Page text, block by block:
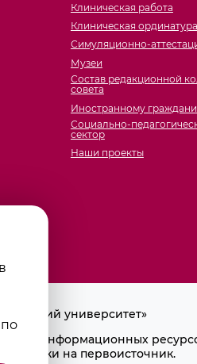
Клиническая работа
Клиническая ординатура
Симуляционно-
Музеи
Состав редакционной
совета
Иностранному
Социально-
сектор
Наши проекты
университет»
информационных
ссылки на первоисточник.